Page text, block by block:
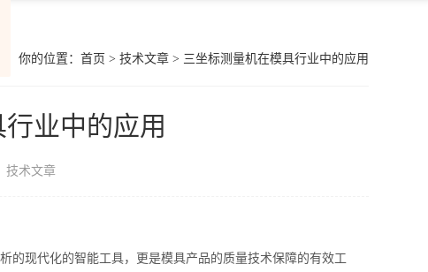
你的位置： 首页 > 技术文章> 三坐标测量机在模具行业中的应用
业中的应用
技术文章
的现代化的智能工具，更是模具产品的质量技术保障的有效工